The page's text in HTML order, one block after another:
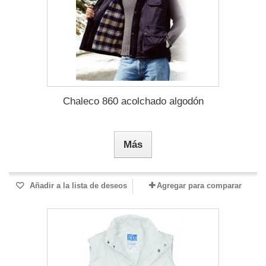
Chaleco 860 acolchado algodón
Más
Añadir a la lista de deseos Agregar para comparar